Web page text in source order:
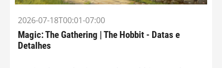
2026-07-18T00:01-07:00
Magic: The Gathering | The Hobbit - Datas e
Detalhes